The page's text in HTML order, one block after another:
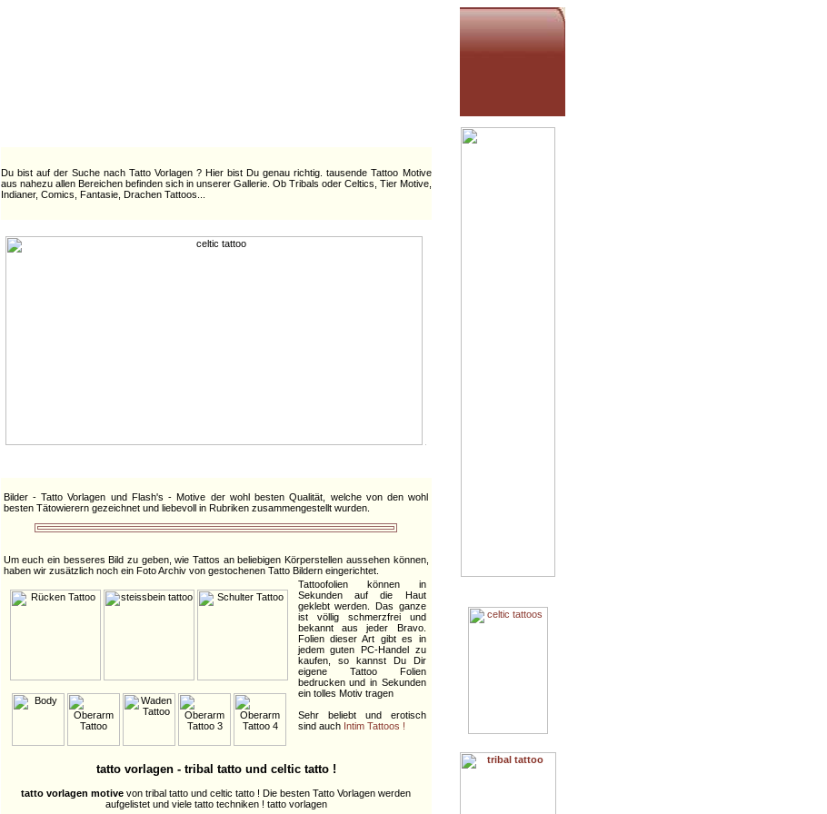
Du bist auf der Suche nach Tatto Vorlagen ? Hier bist Du genau richtig. tausende Tattoo Motive
aus nahezu allen Bereichen befinden sich in unserer Gallerie. Ob Tribals oder Celtics, Tier Motive,
Indianer, Comics, Fantasie, Drachen Tattoos...
Bilder - Tatto Vorlagen und Flash's - Motive der wohl besten Qualität, welche von den wohl
besten Tätowierern gezeichnet und liebevoll in Rubriken zusammengestellt wurden.
Um euch ein besseres Bild zu geben, wie Tattos an beliebigen Körperstellen aussehen können,
haben wir zusätzlich noch ein Foto Archiv von gestochenen Tatto Bildern eingerichtet.
Tattoofolien können in
Sekunden auf die Haut
geklebt werden. Das ganze
ist völlig schmerzfrei und
bekannt aus jeder Bravo.
Folien dieser Art gibt es in
jedem guten PC-Handel zu
kaufen, so kannst Du Dir
eigene Tattoo Folien
bedrucken und in Sekunden
ein tolles Motiv tragen
Sehr beliebt und erotisch
sind auch Intim Tattoos !
tatto vorlagen - tribal tatto und celtic tatto !
tatto vorlagen motive von tribal tatto und celtic tatto ! Die besten Tatto Vorlagen werden
aufgelistet und viele tatto techniken ! tatto vorlagen